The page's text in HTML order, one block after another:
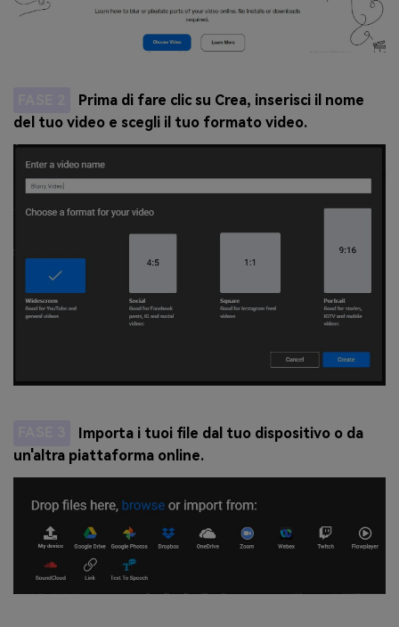
Prima di fare clic su Crea, inserisci il nome
del tuo video e scegli il tuo formato video.
Importa i tuoi file dal tuo dispositivo o da
un'altra piattaforma online.